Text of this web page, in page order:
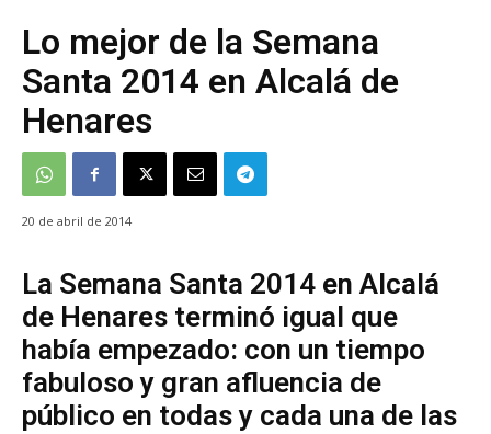
Lo mejor de la Semana
Santa 2014 en Alcalá de
Henares
20 de abril de 2014
La Semana Santa 2014 en Alcalá
de Henares terminó igual que
había empezado: con un tiempo
fabuloso y gran afluencia de
público en todas y cada una de las